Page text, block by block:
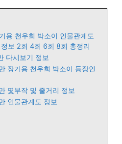
용 천우희 박소이 인물관계도
보 2회 4회 6회 8회 총정리
다시보기 정보
장기용 천우희 박소이 등장인
몇부작 및 줄거리 정보
인물관계도 정보